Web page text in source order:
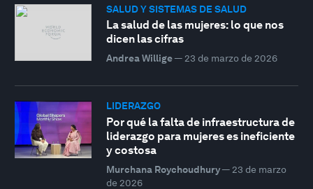
SALUD Y SISTEMAS DE SALUD
La salud de las mujeres: lo que nos
dicen las cifras
Andrea Willige— 23 de marzo de 2026
LIDERAZGO
Por qué la falta de infraestructura de
liderazgo para mujeres es ineficiente
y costosa
Murchana Roychoudhury— 23 de marzo
de 2026